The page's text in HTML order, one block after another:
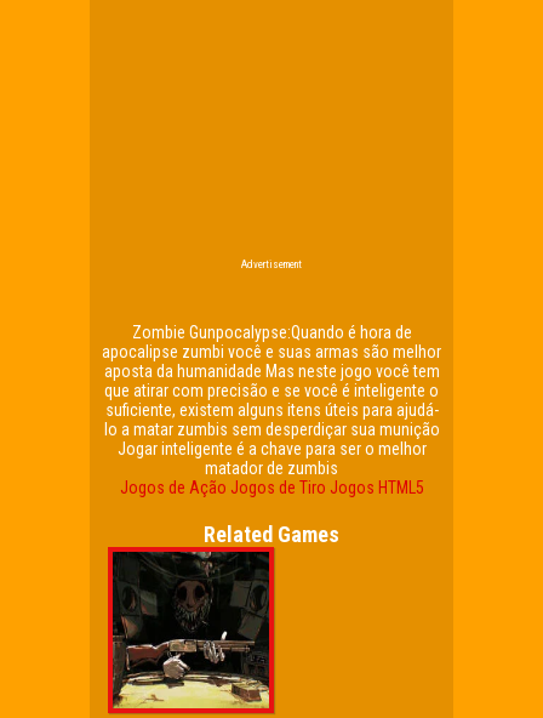
Advertisement
Zombie Gunpocalypse:Quando é hora de
apocalipse zumbi você e suas armas são melhor
aposta da humanidade Mas neste jogo você tem
que atirar com precisão e se você é inteligente o
suficiente, existem alguns itens úteis para ajudá-
lo a matar zumbis sem desperdiçar sua munição
Jogar inteligente é a chave para ser o melhor
matador de zumbis
Jogos de Ação Jogos de Tiro Jogos HTML5
Related Games